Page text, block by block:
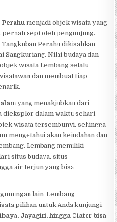
Perahu menjadi objek wisata yang
sepi oleh pengunjung.
Perahu dikisahkan
Sangkuriang. Nilai budaya dan
wisata Lembang selalu
dan membuat tiap
yang menakjubkan dari
dieksplor dalam waktu sehari
wisata tersembunyi, sehingga
mengetahui akan keindahan dan
Lembang memiliki
situs budaya, situs
air terjun yang bisa
lain, Lembang
pilihan untuk Anda kunjungi.
Jayagiri, hingga Ciater bisa